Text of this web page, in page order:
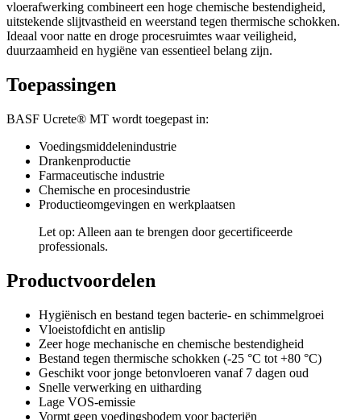
vloerafwerking combineert een hoge chemische bestendigheid,
uitstekende slijtvastheid en weerstand tegen thermische schokken.
Ideaal voor natte en droge procesruimtes waar veiligheid,
duurzaamheid en hygiëne van essentieel belang zijn.
Toepassingen
BASF Ucrete® MT wordt toegepast in:
Voedingsmiddelenindustrie
Drankenproductie
Farmaceutische industrie
Chemische en procesindustrie
Productieomgevingen en werkplaatsen
Let op: Alleen aan te brengen door gecertificeerde
professionals.
Productvoordelen
Hygiënisch en bestand tegen bacterie- en schimmelgroei
Vloeistofdicht en antislip
Zeer hoge mechanische en chemische bestendigheid
Bestand tegen thermische schokken (-25 °C tot +80 °C)
Geschikt voor jonge betonvloeren vanaf 7 dagen oud
Snelle verwerking en uitharding
Lage VOS-emissie
Vormt geen voedingsbodem voor bacteriën